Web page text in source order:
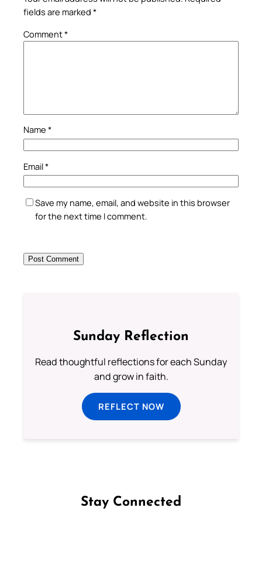
fields are marked *
Comment*
Name *
Email*
Save my name, email, and website in this browser
for the next time I comment.
Sunday Reflection
Read thoughtful reflections for each Sunday
and grow in faith.
REFLECT NOW
Stay Connected